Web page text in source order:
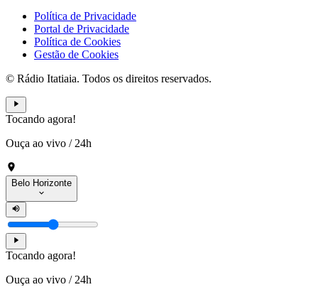
Política de Privacidade
Portal de Privacidade
Política de Cookies
Gestão de Cookies
© Rádio Itatiaia. Todos os direitos reservados.
Tocando agora!
Ouça ao vivo / 24h
Belo Horizonte
Tocando agora!
Ouça ao vivo / 24h